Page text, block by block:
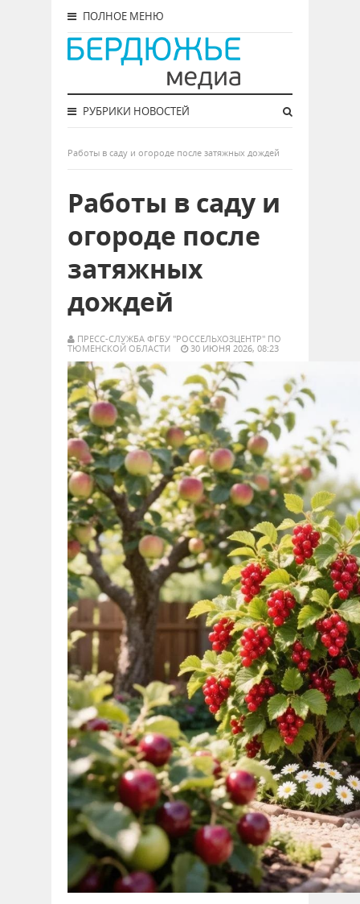
ПОЛНОЕ МЕНЮ
РУБРИКИ НОВОСТЕЙ
Работы в саду и огороде после затяжных дождей
Работы в саду и
огороде после
затяжных
дождей
ПРЕСС-СЛУЖБА ФГБУ "РОССЕЛЬХОЗЦЕНТР" ПО
ТЮМЕНСКОЙ ОБЛАСТИ
30 ИЮНЯ 2026, 08:23